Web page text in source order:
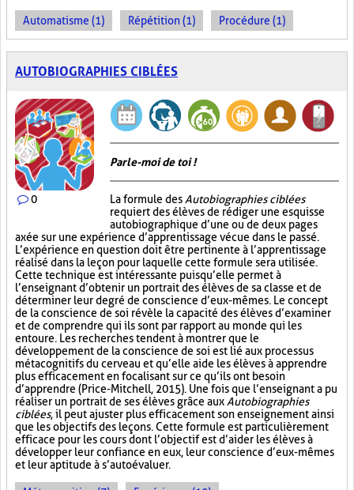
Automatisme (1) Répétition (1) Procédure (1)
AUTOBIOGRAPHIES CIBLÉES
0
Parle-moi de toi !
La formule des Autobiographies ciblées
requiert des élèves de rédiger une esquisse
autobiographique d’une ou de deux pages
axée sur une expérience d’apprentissage vécue dans le passé.
L’expérience en question doit être pertinente à l’apprentissage
réalisé dans la leçon pour laquelle cette formule sera utilisée.
Cette technique est intéressante puisqu’elle permet à
l’enseignant d’obtenir un portrait des élèves de sa classe et de
déterminer leur degré de conscience d’eux-mêmes. Le concept
de la conscience de soi révèle la capacité des élèves d’examiner
et de comprendre qui ils sont par rapport au monde qui les
entoure. Les recherches tendent à montrer que le
développement de la conscience de soi est lié aux processus
métacognitifs du cerveau et qu’elle aide les élèves à apprendre
plus efficacement en focalisant sur ce qu’ils ont besoin
d’apprendre (Price-Mitchell, 2015). Une fois que l’enseignant a pu
réaliser un portrait de ses élèves grâce aux Autobiographies
ciblées, il peut ajuster plus efficacement son enseignement ainsi
que les objectifs des leçons. Cette formule est particulièrement
efficace pour les cours dont l’objectif est d’aider les élèves à
développer leur confiance en eux, leur conscience d’eux-mêmes
et leur aptitude à s’autoévaluer.